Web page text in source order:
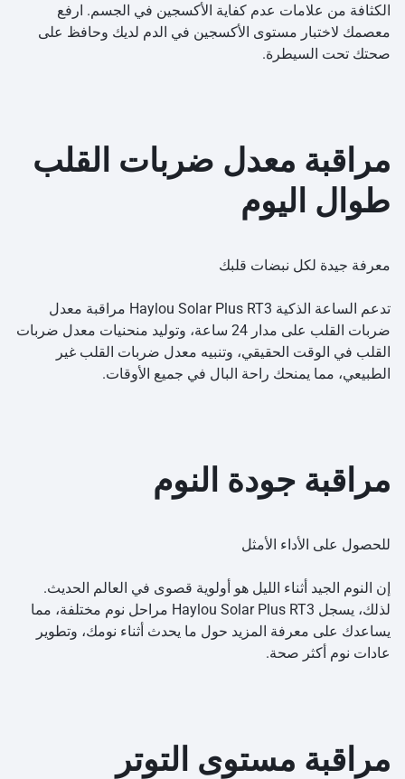
الكثافة من علامات عدم كفاية الأكسجين في الجسم. ارفع
معصمك لاختبار مستوى الأكسجين في الدم لديك وحافظ على
صحتك تحت السيطرة.
مراقبة معدل ضربات القلب
طوال اليوم
معرفة جيدة لكل نبضات قلبك
تدعم الساعة الذكية Haylou Solar Plus RT3 مراقبة معدل
ضربات القلب على مدار 24 ساعة، وتوليد منحنيات معدل ضربات
القلب في الوقت الحقيقي، وتنبيه معدل ضربات القلب غير
الطبيعي، مما يمنحك راحة البال في جميع الأوقات.
مراقبة جودة النوم
للحصول على الأداء الأمثل
إن النوم الجيد أثناء الليل هو أولوية قصوى في العالم الحديث.
لذلك، يسجل Haylou Solar Plus RT3 مراحل نوم مختلفة، مما
يساعدك على معرفة المزيد حول ما يحدث أثناء نومك، وتطوير
عادات نوم أكثر صحة.
مراقبة مستوى التوتر